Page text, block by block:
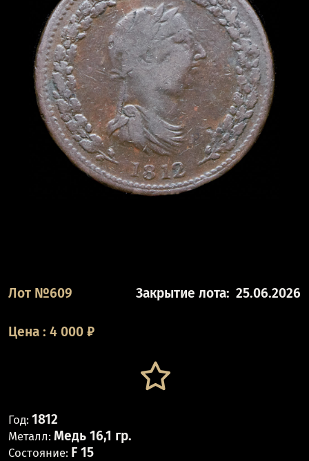
Лот №609 Закрытие лота: 25.06.2026
Цена : 4 000 ₽
Год: 1812
Металл: Медь 16,1 гр.
Состояние: F 15